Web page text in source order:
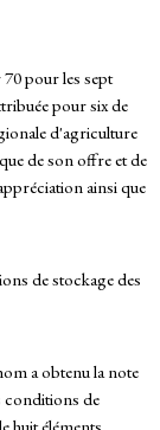
pour les sept
pour six de
d'agriculture
de son offre et de
ainsi que
de stockage des
a obtenu la note
conditions de